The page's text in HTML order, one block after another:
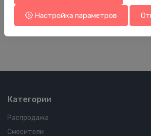
sBox zemapmetuma daļa 3
maisītājam
510.00 €
Категории
Распродажа
Смесители
Настройка параметров